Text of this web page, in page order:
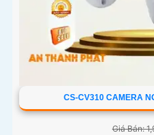
CS-CV310 CAMERA
Giá Bán: